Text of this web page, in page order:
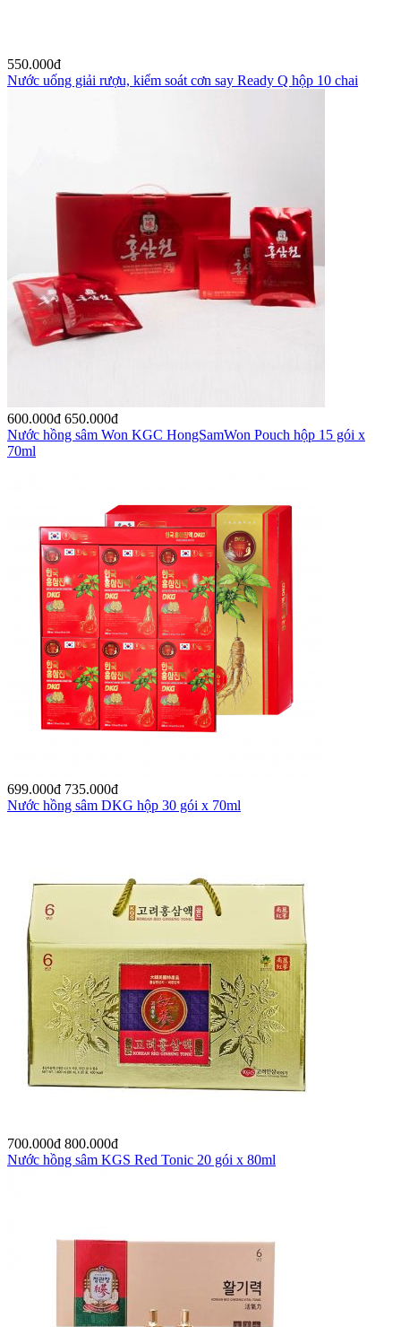
550.000đ
Nước uống giải rượu, kiểm soát cơn say Ready Q hộp 10 chai
600.000đ 650.000đ
Nước hồng sâm Won KGC HongSamWon Pouch hộp 15 gói x
70ml
699.000đ 735.000đ
Nước hồng sâm DKG hộp 30 gói x 70ml
700.000đ 800.000đ
Nước hồng sâm KGS Red Tonic 20 gói x 80ml